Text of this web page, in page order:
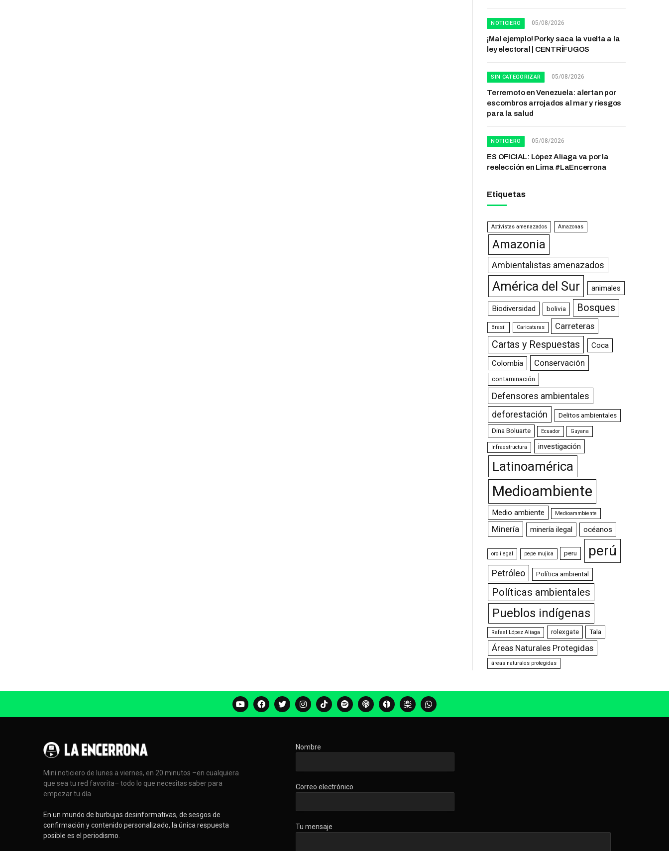
NOTICIERO 05/08/2026
¡Mal ejemplo! Porky saca la vuelta a la
ley electoral | CENTRÍFUGOS
SIN CATEGORIZAR 05/08/2026
Terremoto en Venezuela: alertan por
escombros arrojados al mar y riesgos
para la salud
NOTICIERO 05/08/2026
ES OFICIAL: López Aliaga va por la
reelección en Lima #LaEncerrona
Etiquetas
Activistas amenazados Amazonas
Amazonia
Ambientalistas amenazados
América del Sur animales
Biodiversidad bolivia Bosques
Brasil Caricaturas Carreteras
Cartas y Respuestas
Coca
Colombia
Conservación
contaminación
Defensores ambientales
deforestación
Delitos ambientales
Dina Boluarte Ecuador Guyana
Infraestructura investigación
Latinoamérica
Medioambiente
Medio ambiente Medioammbiente
Minería minería ilegal océanos
oro ilegal pepe mujica peru perú
Petróleo Política ambiental
Políticas ambientales
Pueblos indígenas
Rafael López Aliaga rolexgate Tala
Áreas Naturales Protegidas
áreas naturales protegidas
Mini noticiero de lunes a viernes, en 20 minutos –en cualquiera
que sea tu red favorita– todo lo que necesitas saber para
empezar tu día.
En un mundo de burbujas desinformativas, de sesgos de
confirmación y contenido personalizado, la única respuesta
posible es el periodismo.
Nombre
Correo electrónico
Tu mensaje